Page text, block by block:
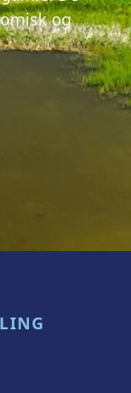
og